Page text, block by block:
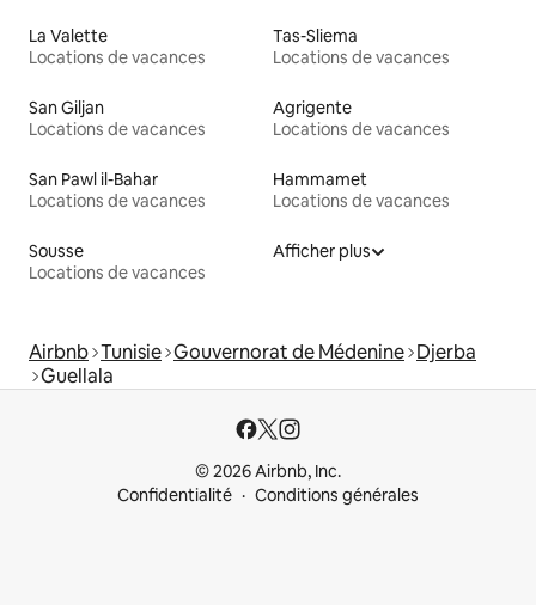
La Valette
Locations de vacances
Tas-Sliema
Locations de vacances
San Giljan
Locations de vacances
Agrigente
Locations de vacances
San Pawl il-Bahar
Locations de vacances
Hammamet
Locations de vacances
Sousse
Locations de vacances
Afficher plus
Airbnb Tunisie Gouvernorat de Médenine Djerba
Guellala
© 2026 Airbnb, Inc.
Confidentialité
Conditions générales